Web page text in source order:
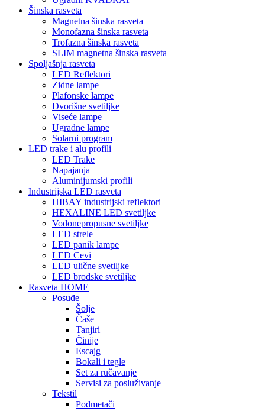
Šinska rasveta
Magnetna šinska rasveta
Monofazna šinska rasveta
Trofazna šinska rasveta
SLIM magnetna šinska rasveta
Spoljašnja rasveta
LED Reflektori
Zidne lampe
Plafonske lampe
Dvorišne svetiljke
Viseće lampe
Ugradne lampe
Solarni program
LED trake i alu profili
LED Trake
Napajanja
Aluminijumski profili
Industrijska LED rasveta
HIBAY industrijski reflektori
HEXALINE LED svetiljke
Vodonepropusne svetiljke
LED strele
LED panik lampe
LED Cevi
LED ulične svetiljke
LED brodske svetiljke
Rasveta HOME
Posuđe
Šolje
Čaše
Tanjiri
Činije
Escajg
Bokali i tegle
Set za ručavanje
Servisi za posluživanje
Tekstil
Podmetači